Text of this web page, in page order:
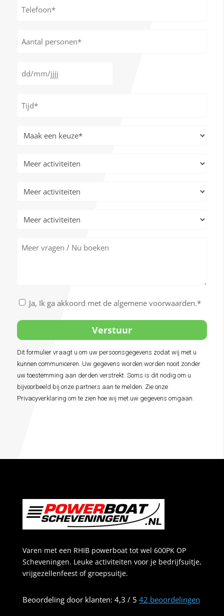
personen
DD
MM
slash
Meer
activiteiten
Meer
activiteiten
Meer
activiteiten
Meer
activiteiten
Meer
vragen
Akkoord
de
algemene
voorwaarden
*
Ja, Ik ga akkoord met de algemene voorwaarden.*
Alternative:
Dit formulier vraagt u om uw persoonsgegevens zodat wij met u
kunnen communiceren. Uw gegevens worden worden nooit zonder
uw toestemming aan derden verstrekt. Soms is dit nodig om u
bijvoorbeeld bij onze partners aan te melden. Zie onze
Privacyverklaring om te zien hoe wij met uw gegevens omgaan.
Varen met een RHIB powerboat tot wel 600PK OP
Scheveningen. Leuke activiteiten voor je bedrijfsuitje,
vrijgezellenfeest of groepsuitje.
Beoordeling door klanten: 4,3 / 5 42 beoordelingen